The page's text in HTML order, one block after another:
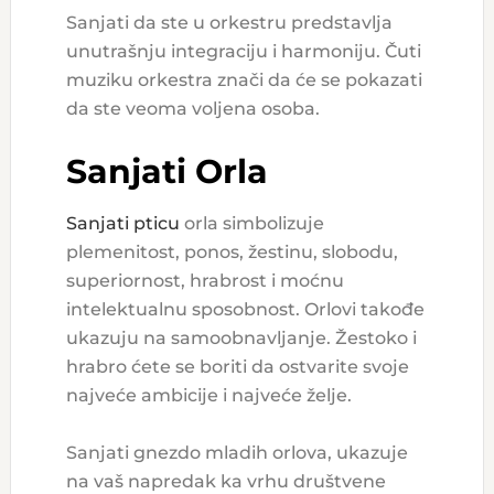
Sanjati da ste u orkestru predstavlja
unutrašnju integraciju i harmoniju. Čuti
muziku orkestra znači da će se pokazati
da ste veoma voljena osoba.
Sanjati Orla
Sanjati pticu orla simbolizuje
plemenitost, ponos, žestinu, slobodu,
superiornost, hrabrost i moćnu
intelektualnu sposobnost. Orlovi takođe
ukazuju na samoobnavljanje. Žestoko i
hrabro ćete se boriti da ostvarite svoje
najveće ambicije i najveće želje.
Sanjati gnezdo mladih orlova, ukazuje
na vaš napredak ka vrhu društvene